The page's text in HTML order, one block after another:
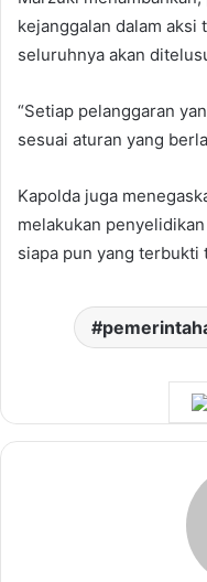
kejanggalan dalam aksi
seluruhnya akan
“Setiap pelanggaran
sesuai aturan yang
Kapolda juga
melakukan
siapa pun yang terbukti